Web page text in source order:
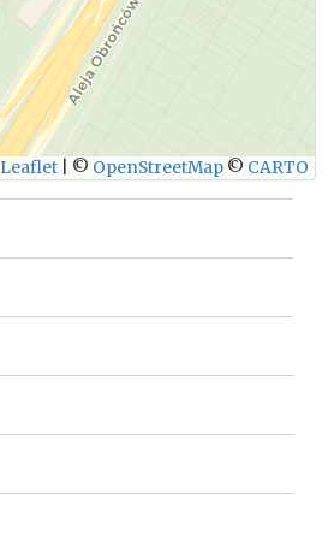
WYŚLIJ
Leaflet © OpenStreetMap © CARTO